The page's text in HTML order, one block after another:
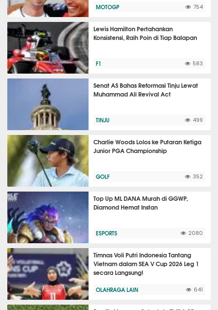
MOTOGP 754
Lewis Hamilton Pertahankan
Konsistensi, Raih Poin di Tiap Balapan
F1 583
Senat AS Bahas Reformasi Tinju Lewat
Muhammad Ali Revival Act
TINJU 499
Charlie Woods Lolos ke Putaran Ketiga
Junior PGA Championship
GOLF 352
Top Up ML DANA Murah di GGWP,
Diamond Hemat Instan
ESPORTS 2080
Timnas Voli Putri Indonesia Tantang
Vietnam dalam SEA V Cup 2026 Leg 1
secara Langsung!
OLAHRAGA LAIN 641